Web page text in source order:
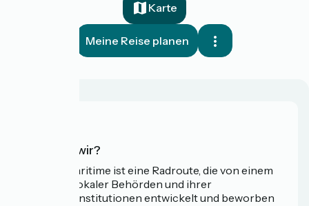
Karte
Meine Reise planen
Wer sind wir?
Die Vélomaritime ist eine Radroute, die von einem
Netzwerk lokaler Behörden und ihrer
Tourismusinstitutionen entwickelt und beworben